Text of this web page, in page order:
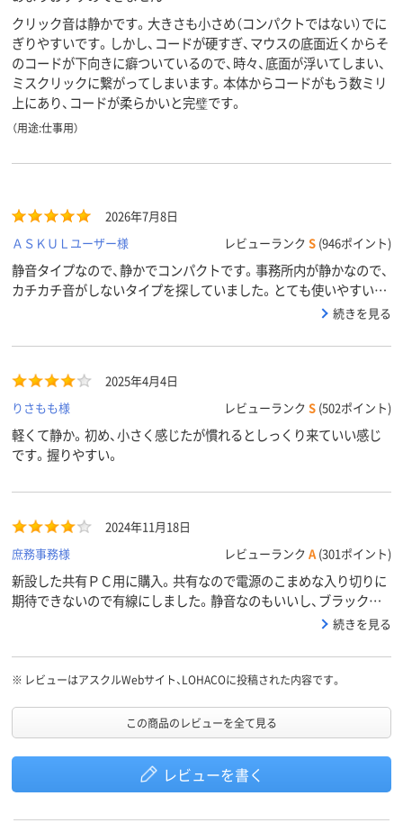
クリック音は静かです。大きさも小さめ（コンパクトではない）でに
ぎりやすいです。しかし、コードが硬すぎ、マウスの底面近くからそ
のコードが下向きに癖ついているので、時々、底面が浮いてしまい、
ミスクリックに繋がってしまいます。本体からコードがもう数ミリ
上にあり、コードが柔らかいと完璧です。
（用途:仕事用）
2026年7月8日
ＡＳＫＵＬユーザー様
レビューランク S (946ポイント)
静音タイプなので、静かでコンパクトです。事務所内が静かなので、
カチカチ音がしないタイプを探していました。とても使いやすいで
続きを見る
2025年4月4日
りさもも様
レビューランク S (502ポイント)
軽くて静か。初め、小さく感じたが慣れるとしっくり来ていい感じ
です。握りやすい。
2024年11月18日
庶務事務様
レビューランク A (301ポイント)
新設した共有ＰＣ用に購入。共有なので電源のこまめな入り切りに
期待できないので有線にしました。静音なのもいいし、ブラックは
続きを見る
※ レビューはアスクルWebサイト、LOHACOに投稿された内容です。
この商品のレビューを全て見る
レビューを書く